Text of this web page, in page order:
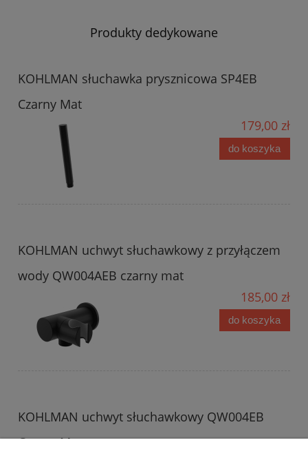
Produkty dedykowane
KOHLMAN słuchawka prysznicowa SP4EB
Czarny Mat
179,00 zł
do koszyka
KOHLMAN uchwyt słuchawkowy z przyłączem
wody QW004AEB czarny mat
185,00 zł
do koszyka
KOHLMAN uchwyt słuchawkowy QW004EB
Czarny Mat